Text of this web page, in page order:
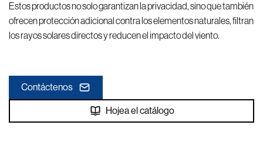
Estos productos no solo garantizan la privacidad, sino que también
ofrecen protección adicional contralos elementos naturales, filtran
los rayos solares directos y reducen el impacto del viento.
Contáctenos
Hojea el catálogo